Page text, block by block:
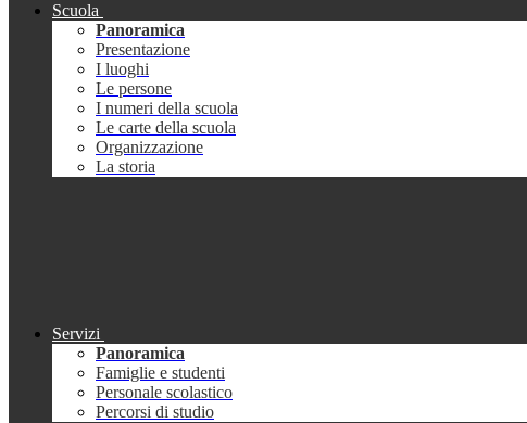
Scuola
Panoramica
Presentazione
I luoghi
Le persone
I numeri della scuola
Le carte della scuola
Organizzazione
La storia
Servizi
Panoramica
Famiglie e studenti
Personale scolastico
Percorsi di studio